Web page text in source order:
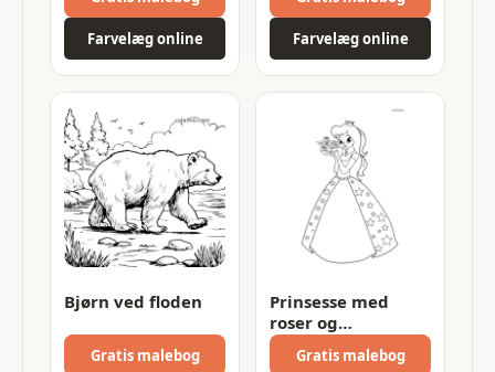
Farvelæg online Farvelæg online
Bjørn ved floden
Gratis malebog
Prinsesse med
roser og
stjernekjole
Gratis malebog